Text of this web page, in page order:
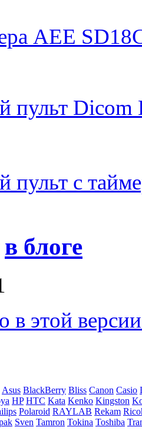
AEE
пульт
пульт с
в блоге
в этой
Asus BlackBerry Bliss Canon Casio
HP HTC Kata Kenko Kingston
Polaroid RAYLAB Rekam
Sven Tamron Tokina Toshiba